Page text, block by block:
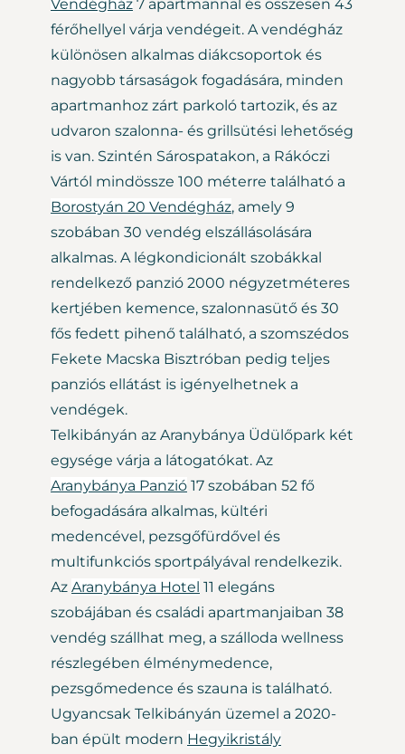
Vendégház 7 apartmannal és összesen 43
férőhellyel várja vendégeit. A vendégház
különösen alkalmas diákcsoportok és
nagyobb társaságok fogadására, minden
apartmanhoz zárt parkoló tartozik, és az
udvaron szalonna- és grillsütési lehetőség
is van. Szintén Sárospatakon, a Rákóczi
Vártól mindössze 100 méterre található a
Borostyán 20 Vendégház, amely 9
szobában 30 vendég elszállásolására
alkalmas. A légkondicionált szobákkal
rendelkező panzió 2000 négyzetméteres
kertjében kemence, szalonnasütő és 30
fős fedett pihenő található, a szomszédos
Fekete Macska Bisztróban pedig teljes
panziós ellátást is igényelhetnek a
vendégek.
Telkibányán az Aranybánya Üdülőpark két
egysége várja a látogatókat. Az
Aranybánya Panzió 17 szobában 52 fő
befogadására alkalmas, kültéri
medencével, pezsgőfürdővel és
multifunkciós sportpályával rendelkezik.
Az Aranybánya Hotel 11 elegáns
szobájában és családi apartmanjaiban 38
vendég szállhat meg, a szálloda wellness
részlegében élménymedence,
pezsgőmedence és szauna is található.
Ugyancsak Telkibányán üzemel a 2020-
ban épült modern Hegyikristály